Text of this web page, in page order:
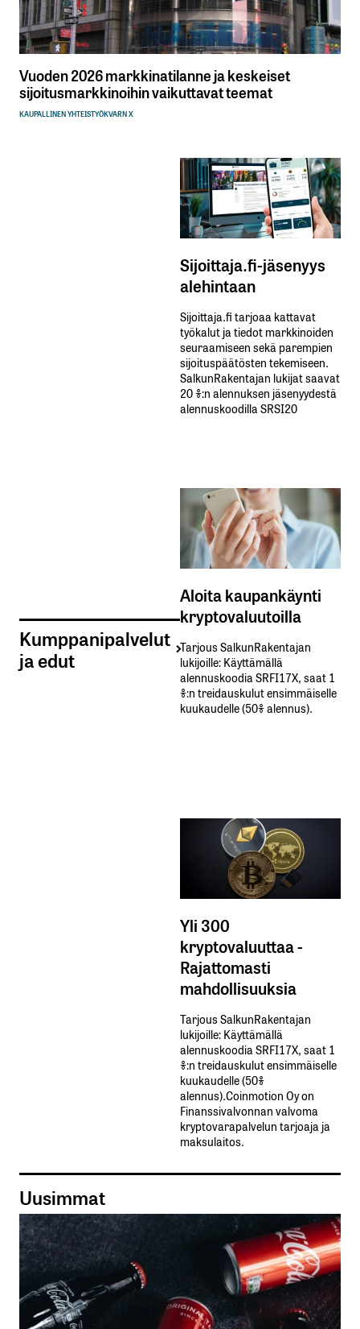
Vuoden 2026 markkinatilanne ja keskeiset
sijoitusmarkkinoihin vaikuttavat teemat
KAUPALLINEN YHTEISTYÖKVARN X
Kumppanipalvelut
ja edut
Sijoittaja.fi-jäsenyys
alehintaan
Sijoittaja.fi tarjoaa kattavat
työkalut ja tiedot markkinoiden
seuraamiseen sekä parempien
sijoituspäätösten tekemiseen.
SalkunRakentajan lukijat saavat
20 %:n alennuksen jäsenyydestä
alennuskoodilla SRSI20
Aloita kaupankäynti
kryptovaluutoilla
Tarjous SalkunRakentajan
lukijoille: Käyttämällä​ ​
alennuskoodia​ ​SRFI17X,​ ​saat​ ​1
%:n treidauskulut​ ​ensimmäiselle​ ​
kuukaudelle​ ​(50%​ ​alennus).
Yli 300
kryptovaluuttaa -
Rajattomasti
mahdollisuuksia
Tarjous SalkunRakentajan
lukijoille: Käyttämällä​ ​
alennuskoodia​ ​SRFI17X,​ ​saat​ ​1
%:n treidauskulut​ ​ensimmäiselle​ ​
kuukaudelle​ ​(50%​ ​
alennus).Coinmotion Oy on
Finanssivalvonnan valvoma
kryptovarapalvelun tarjoaja ja
maksulaitos.
Uusimmat